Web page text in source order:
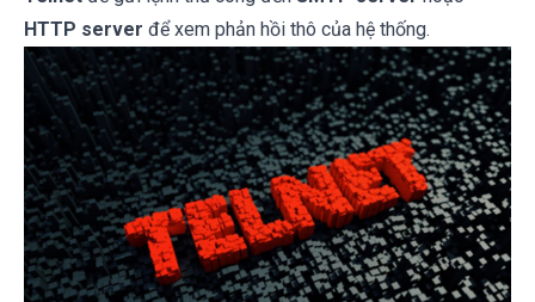
HTTP server để xem phản hồi thô của hệ thống.